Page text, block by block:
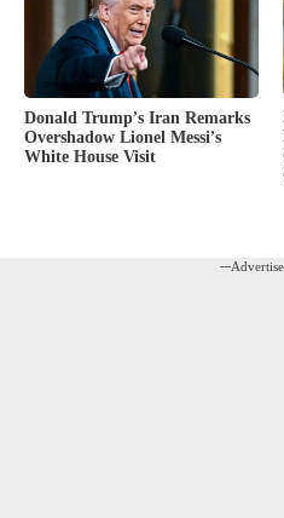
Donald Trump’s Iran Remarks
Overshadow Lionel Messi’s
White House Visit
---